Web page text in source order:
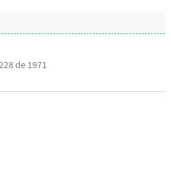
de 1971